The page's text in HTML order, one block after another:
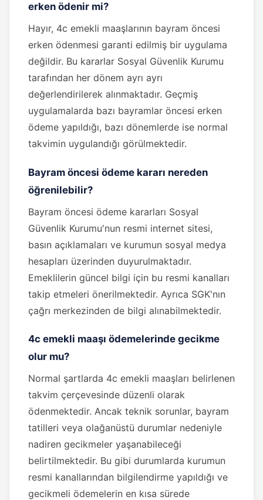
erken ödenir mi?
Hayır, 4c emekli maaşlarının bayram öncesi
erken ödenmesi garanti edilmiş bir uygulama
değildir. Bu kararlar Sosyal Güvenlik Kurumu
tarafından her dönem ayrı ayrı
değerlendirilerek alınmaktadır. Geçmiş
uygulamalarda bazı bayramlar öncesi erken
ödeme yapıldığı, bazı dönemlerde ise normal
takvimin uygulandığı görülmektedir.
Bayram öncesi ödeme kararı nereden
öğrenilebilir?
Bayram öncesi ödeme kararları Sosyal
Güvenlik Kurumu'nun resmi internet sitesi,
basın açıklamaları ve kurumun sosyal medya
hesapları üzerinden duyurulmaktadır.
Emeklilerin güncel bilgi için bu resmi kanalları
takip etmeleri önerilmektedir. Ayrıca SGK'nın
çağrı merkezinden de bilgi alınabilmektedir.
4c emekli maaşı ödemelerinde gecikme
olur mu?
Normal şartlarda 4c emekli maaşları belirlenen
takvim çerçevesinde düzenli olarak
ödenmektedir. Ancak teknik sorunlar, bayram
tatilleri veya olağanüstü durumlar nedeniyle
nadiren gecikmeler yaşanabileceği
belirtilmektedir. Bu gibi durumlarda kurumun
resmi kanallarından bilgilendirme yapıldığı ve
gecikmeli ödemelerin en kısa sürede